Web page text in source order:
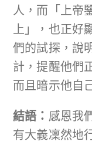
人，而「上帝
上」，也正好
們的試探，說
計，提醒他們
而且暗示他自
結語： 感恩我
有大義凜然地